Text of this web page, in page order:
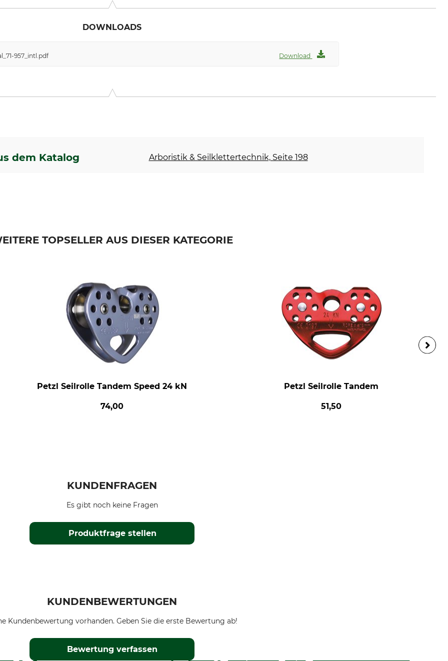
DOWNLOADS
957_intl.pdf Download
dem Katalog Arboristik & Seilklettertechnik, Seite 198
TOPSELLER AUS DIESER KATEGORIE
Petzl Seilrolle Tandem Speed 24 kN
74,00
Petzl Seilrolle Tandem
51,50
KUNDENFRAGEN
Produktfrage stellen
Es gibt noch keine Fragen
KUNDENBEWERTUNGEN
Kundenbewertung vorhanden. Geben Sie die erste Bewertung ab!
Bewertung verfassen